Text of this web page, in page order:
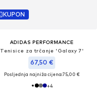
KUPON
ADIDAS PERFORMANCE
Tenisice za trčanje 'Galaxy 7'
67,50 €
Posljednja najniža cijena:75,00 €
+4